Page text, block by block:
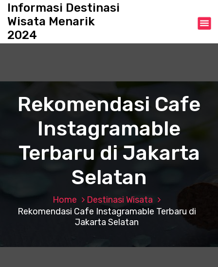
o
Informasi Destinasi
Wisata Menarik
2024
Rekomendasi Cafe
Instagramable
Terbaru di Jakarta
Selatan
Home
Destinasi Wisata
Rekomendasi Cafe Instagramable Terbaru di
Jakarta Selatan